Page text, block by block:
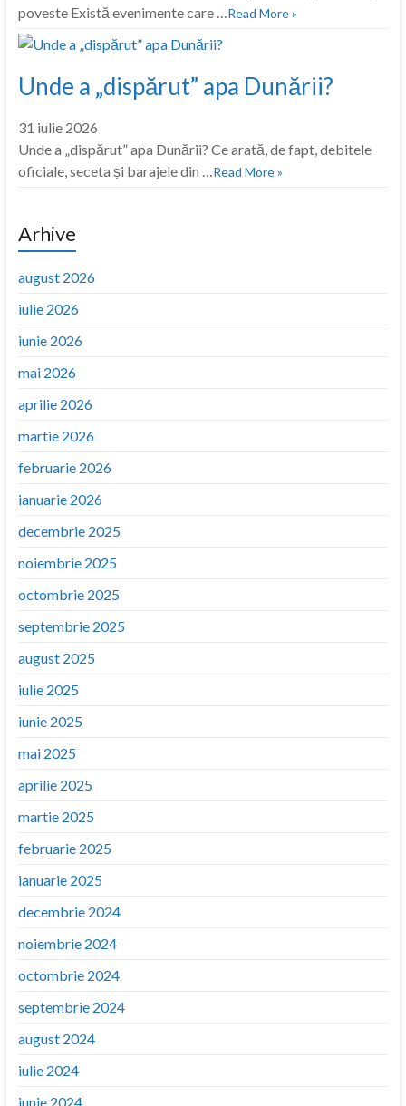
poveste Există evenimente care …
Read More »
Unde a „dispărut” apa Dunării?
31 iulie 2026
Unde a „dispărut” apa Dunării? Ce arată, de fapt, debitele
oficiale, seceta și barajele din …
Read More »
Arhive
august 2026
iulie 2026
iunie 2026
mai 2026
aprilie 2026
martie 2026
februarie 2026
ianuarie 2026
decembrie 2025
noiembrie 2025
octombrie 2025
septembrie 2025
august 2025
iulie 2025
iunie 2025
mai 2025
aprilie 2025
martie 2025
februarie 2025
ianuarie 2025
decembrie 2024
noiembrie 2024
octombrie 2024
septembrie 2024
august 2024
iulie 2024
iunie 2024